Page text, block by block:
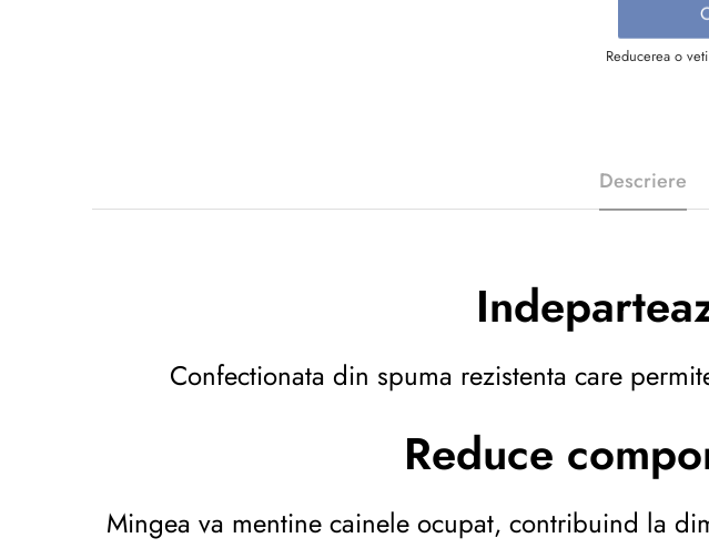
Reducerea o
Descriere
Confectionata din spuma rezistenta care
Reduce
Mingea va mentine cainele ocupat, contribuind la